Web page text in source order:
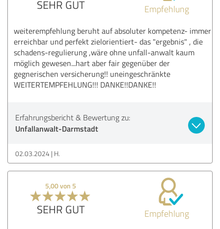
SEHR GUT Empfehlung
weiterempfehlung beruht auf absoluter kompetenz- immer
erreichbar und perfekt zielorientiert- das "ergebnis" , die
schadens-regulierung ,wäre ohne unfall-anwalt kaum
möglich gewesen...hart aber fair gegenüber der
gegnerischen versicherung!! uneingeschränkte
WEITERTEMPFEHLUNG!!! DANKE!!DANKE!!
Erfahrungsbericht & Bewertung zu:
Unfallanwalt-Darmstadt
02.03.2024 H.
5,00 von 5
SEHR GUT Empfehlung